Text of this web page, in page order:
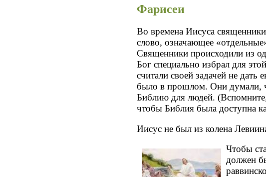
Фарисеи
Во времена Иисуса
слово, означающее
Священники происходили из
Бог специально избрал для
считали своей задачей не дать
было в прошлом. Они думали,
Библию для людей.
чтобы Библия была доступна
Иисус не был из колена
Чтобы
должен